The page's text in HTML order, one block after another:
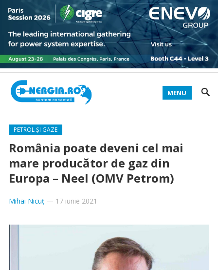
MENU
PETROL ȘI GAZE
România poate deveni cel mai
mare producător de gaz din
Europa – Neel (OMV Petrom)
Mihai Nicuț— 17 iunie 2021